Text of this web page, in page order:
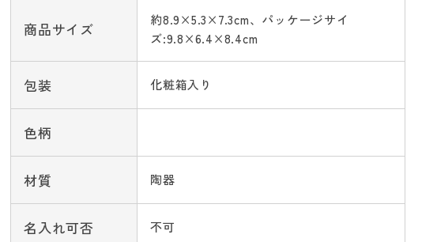
商品サイズ
約8.9×5.3×7.3cm、パッケージサイ
ズ:9.8×6.4×8.4cm
包装 化粧箱入り
色柄
材質 陶器
名入れ可否 不可